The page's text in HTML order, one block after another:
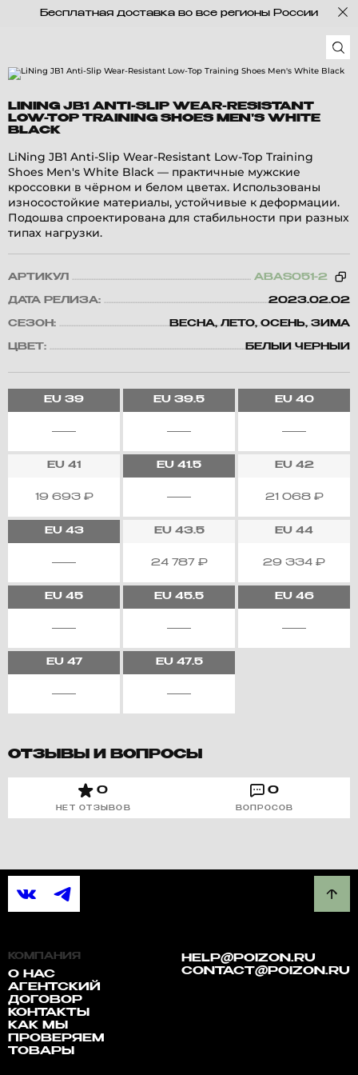
Бесплатная доставка во все регионы России
LINING JB1 ANTI-SLIP WEAR-RESISTANT
LOW-TOP TRAINING SHOES MEN'S WHITE
BLACK
LiNing JB1 Anti-Slip Wear-Resistant Low-Top Training
Shoes Men's White Black — практичные мужские
кроссовки в чёрном и белом цветах. Использованы
износостойкие материалы, устойчивые к деформации.
Подошва спроектирована для стабильности при разных
типах нагрузки.
АРТИКУЛ ABAS051-2
ДАТА РЕЛИЗА: 2023.02.02
СЕЗОН: ВЕСНА, ЛЕТО, ОСЕНЬ, ЗИМА
ЦВЕТ: БЕЛЫЙ ЧЕРНЫЙ
EU 39 EU 39.5 EU40
EU 41
19 693 ₽
EU 41.5 EU42
21 068 ₽
EU43 EU43.5
24 787 ₽
EU 44
29 334 ₽
EU 45 EU 45.5 EU46
EU47 EU47.5
ОТЗЫВЫ И ВОПРОСЫ
0
НЕТ ОТЗЫВОВ
0
ВОПРОСОВ
КОМПАНИЯ
О НАС
АГЕНТСКИЙ
ДОГОВОР
КОНТАКТЫ
КАК МЫ
ПРОВЕРЯЕМ
ТОВАРЫ
HELP@POIZON.RU
CONTACT@POIZON.RU